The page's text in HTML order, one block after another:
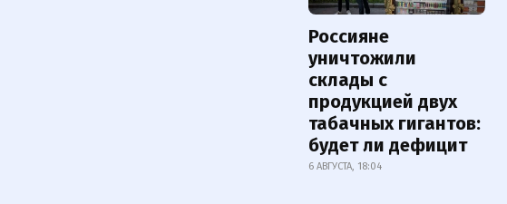
Россияне
уничтожили
склады с
продукцией двух
табачных гигантов:
будет ли дефицит
6 АВГУСТА, 18:04